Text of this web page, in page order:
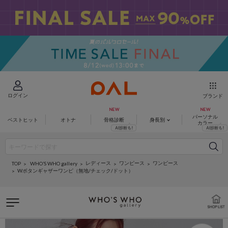
ログイン ブランド
ベストヒット オトナ 骨格診断 身長別
パーソナル
カラー
TOP WHO’S WHO gallery レディース ワンピース
ワンピース
Wボタンギャザーワンピ（無地/チェック/ドット）